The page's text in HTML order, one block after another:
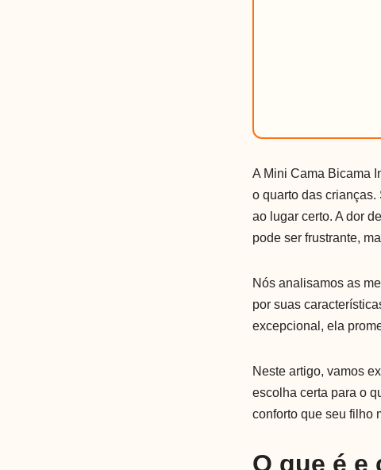
A Mini Cama Bicama
o quarto das
ao lugar certo. A dor
pode ser frustrante,
Nós analisamos as
por suas
excepcional, ela
Neste artigo, vamos
escolha certa para o
conforto que seu filho
O que é